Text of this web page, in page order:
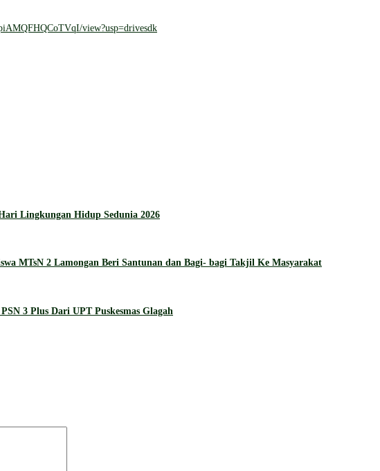
view?usp=drivesdk
Lingkungan Hidup Sedunia 2026
MTsN 2 Lamongan Beri Santunan dan Bagi- bagi Takjil Ke Masyarakat
3 Plus Dari UPT Puskesmas Glagah